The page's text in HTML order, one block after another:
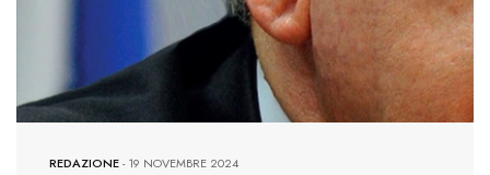
REDAZIONE-19 NOVEMBRE 2024